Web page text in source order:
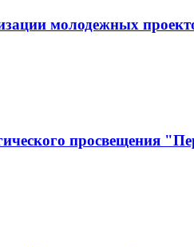
молодежных
просвещения